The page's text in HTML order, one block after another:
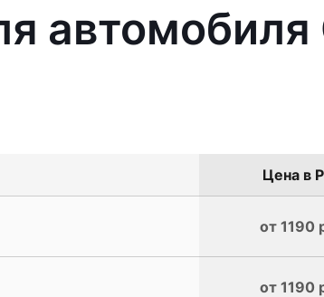
Цена в
от 1190
от 1190